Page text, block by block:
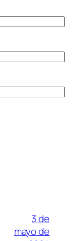
3 de
mayo de